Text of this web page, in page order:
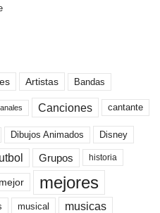
Artistas Bandas
Canciones cantante
Dibujos Animados Disney
Grupos historia
mejor mejores
musical musicas